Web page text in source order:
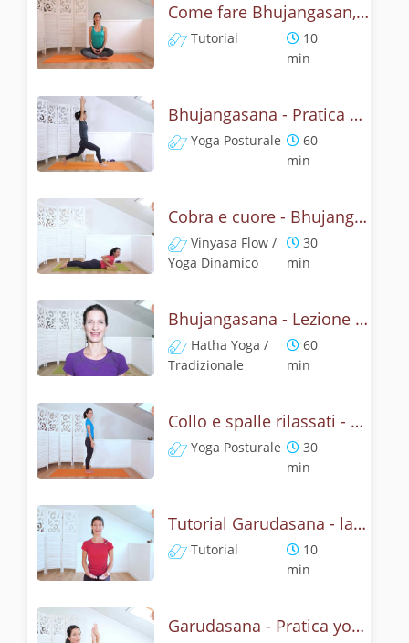
Come fare Bhujangasan, la posizione del cobra? Tutorial
Tutorial
10
min
Bhujangasana - Pratica yoga con l'anatomia del cobra
Yoga Posturale
60
min
Cobra e cuore - Bhujangasana flow
Vinyasa Flow /
Yoga Dinamico
30
min
Bhujangasana - Lezione yoga con la storia del cobra
Hatha Yoga /
Tradizionale
60
min
Collo e spalle rilassati - Garudasana Yoga Posturale
Yoga Posturale
30
min
Tutorial Garudasana - la posizone dell'aquila
Tutorial
10
min
Garudasana - Pratica yoga con l'anatomia dell'aquila